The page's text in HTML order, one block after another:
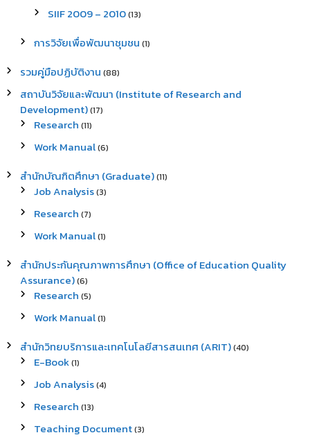
SIIF 2009 – 2010(13)
การวิจัยเพื่อพัฒนาชุมชน (1)
รวมคู่มือปฏิบัติงาน (88)
สถาบันวิจัยและพัฒนา (Institute of Research and
Development)(17)
Research (11)
Work Manual(6)
สำนักบัณฑิตศึกษา (Graduate)(11)
Job Analysis(3)
Research (7)
Work Manual(1)
สำนักประกันคุณภาพการศึกษา (Office of Education Quality
Assurance)(6)
Research (5)
Work Manual(1)
สำนักวิทยบริการและเทคโนโลยีสารสนเทศ (ARIT)(40)
E-Book(1)
Job Analysis(4)
Research (13)
Teaching Document(3)